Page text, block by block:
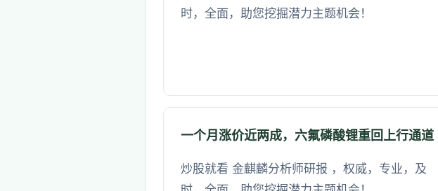
时，全面，助您挖掘潜力主题机会！
一个月涨价近两成，六氟磷酸锂重回上行通道
炒股就看 金麒麟分析师研报 ，权威，专业，及